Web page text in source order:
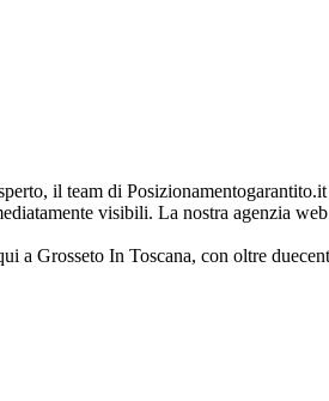
il team di
visibili. La nostra agenzia
a Grosseto In Toscana, con oltre